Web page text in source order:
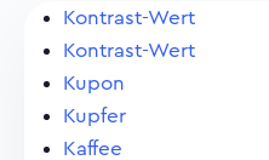
Kontrast-Wert
Kontrast-Wert
Kupon
Kupfer
Kaffee